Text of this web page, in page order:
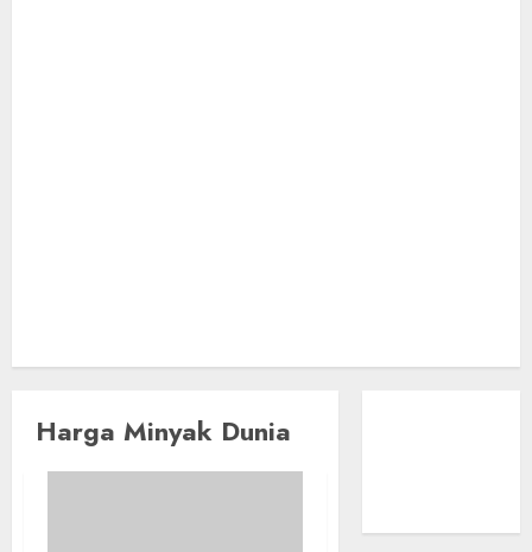
Harga Minyak Dunia